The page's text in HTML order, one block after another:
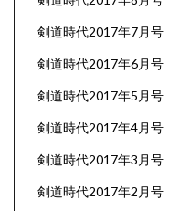
剣道時代2017年7月号
剣道時代2017年6月号
剣道時代2017年5月号
剣道時代2017年4月号
剣道時代2017年3月号
剣道時代2017年2月号